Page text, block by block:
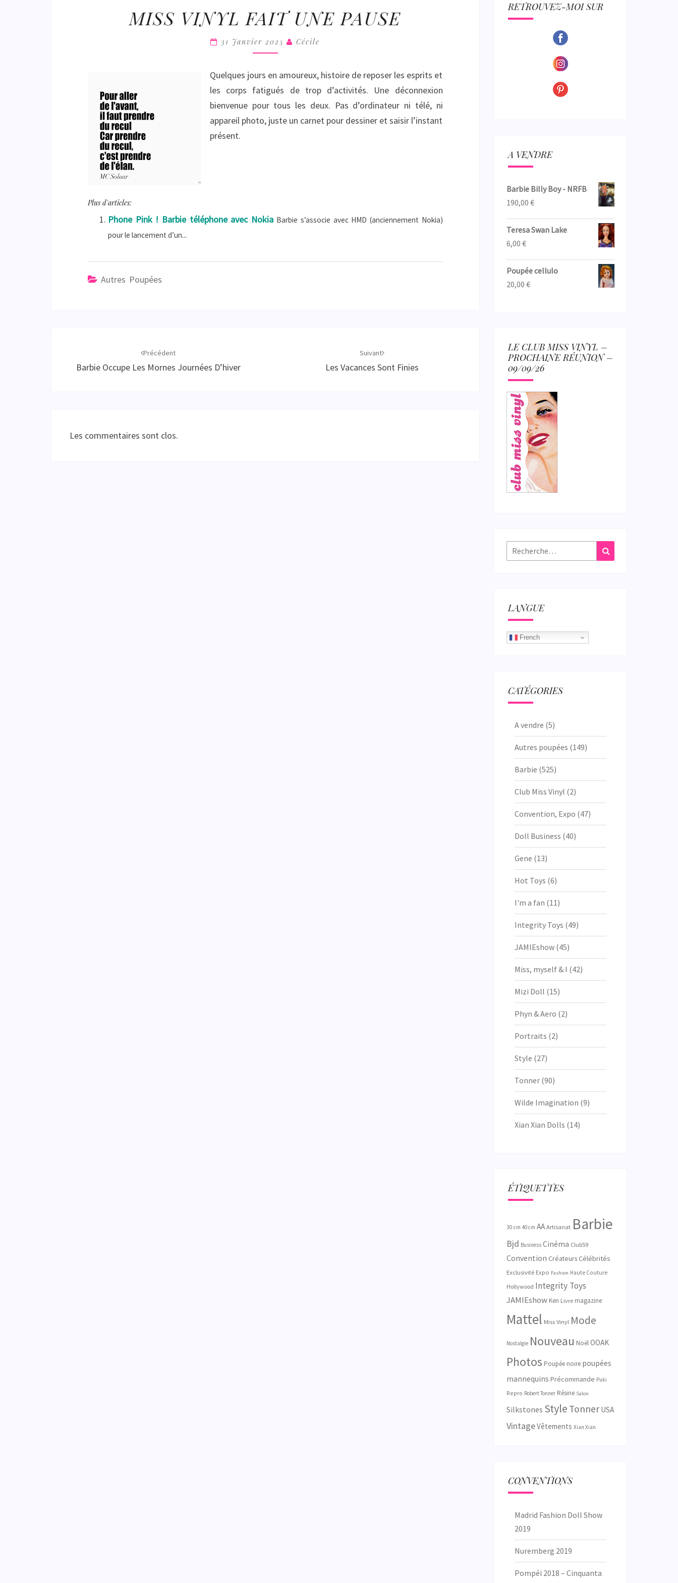
COLLECTION
VINYL
UNE
MISS VINYL FAIT UNE PAUSE
31 Janvier 2025 Cécile
Quelques jours en amoureux, histoire de reposer les esprits et
les corps fatigués de trop d’activités. Une déconnexion
bienvenue pour tous les deux. Pas d’ordinateur ni télé, ni
appareil photo, juste un carnet pour dessiner et saisir l’instant
présent.
Plus d'articles:
Phone Pink ! Barbie téléphone avec Nokia Barbie s’associe avec HMD (anciennement Nokia)
pour le lancement d’un...
Autres Poupées
Précédent
Barbie Occupe Les Mornes Journées D’hiver
Suivant
Les Vacances Sont Finies
Les commentaires sont clos.
RETROUVEZ-MOI SUR
A VENDRE
Barbie Billy Boy - NRFB
190,00 €
Teresa Swan Lake
6,00 €
Poupée cellulo
20,00 €
LE CLUB MISS VINYL –
PROCHAINE RÉUNION –
09/09/26
Rechercher :
LANGUE
French
CATÉGORIES
A vendre (5)
Autres poupées (149)
Barbie (525)
Club Miss Vinyl (2)
Convention, Expo (47)
Doll Business (40)
Gene (13)
Hot Toys (6)
I'm a fan (11)
Integrity Toys (49)
JAMIEshow(45)
Miss, myself & I (42)
Mizi Doll (15)
Phyn & Aero (2)
Portraits (2)
Style (27)
Tonner(90)
Wilde Imagination (9)
Xian Xian Dolls (14)
ÉTIQUETTES
30 cm 40 cm AA Artisanat Barbie
Bjd Business Cinéma Club59
Convention CréateursCélébrités
Exclusivité Expo Fashion Haute Couture
Hollywood Integrity Toys
JAMIEshow Ken Livre magazine
Mattel Miss Vinyl Mode
Nostalgie Nouveau Noël OOAK
Photos Poupée noire poupées
mannequins Précommande Puki
Repro Robert Tonner Résine Salon
Silkstones Style Tonner USA
VintageVêtements Xian Xian
CONVENTIONS
Madrid Fashion Doll Show
2019
Nuremberg 2019
Pompéi 2018 – Cinquanta